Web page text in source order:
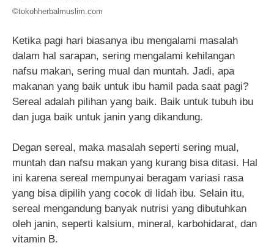
©tokohherbalmuslim.com
Ketika pagi hari biasanya ibu mengalami masalah
dalam hal sarapan, sering mengalami kehilangan
nafsu makan, sering mual dan muntah. Jadi, apa
makanan yang baik untuk ibu hamil pada saat pagi?
Sereal adalah pilihan yang baik. Baik untuk tubuh ibu
dan juga baik untuk janin yang dikandung.
Degan sereal, maka masalah seperti sering mual,
muntah dan nafsu makan yang kurang bisa ditasi. Hal
ini karena sereal mempunyai beragam variasi rasa
yang bisa dipilih yang cocok di lidah ibu. Selain itu,
sereal mengandung banyak nutrisi yang dibutuhkan
oleh janin, seperti kalsium, mineral, karbohidarat, dan
vitamin B.